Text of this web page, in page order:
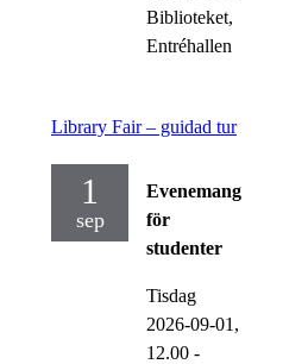
Biblioteket,
Entréhallen
Library Fair – guidad tur
1
sep
Evenemang
för
studenter
Tisdag
2026-09-01,
12.00 -